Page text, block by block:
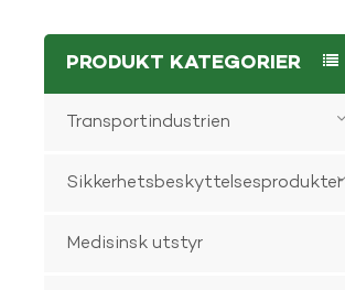
PRODUKT KATEGORIER
Transportindustrien
Sikkerhetsbeskyttelsesprodukter
Medisinsk utstyr